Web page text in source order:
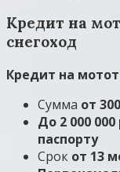
Кредит на
снегоход
Кредит на
Сумма от
До 2 000
паспорту
Срок от 13